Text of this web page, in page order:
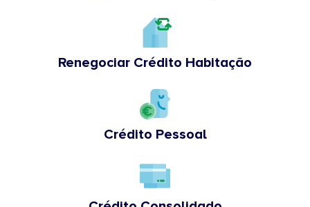
Renegociar Crédito Habitação
Crédito Pessoal